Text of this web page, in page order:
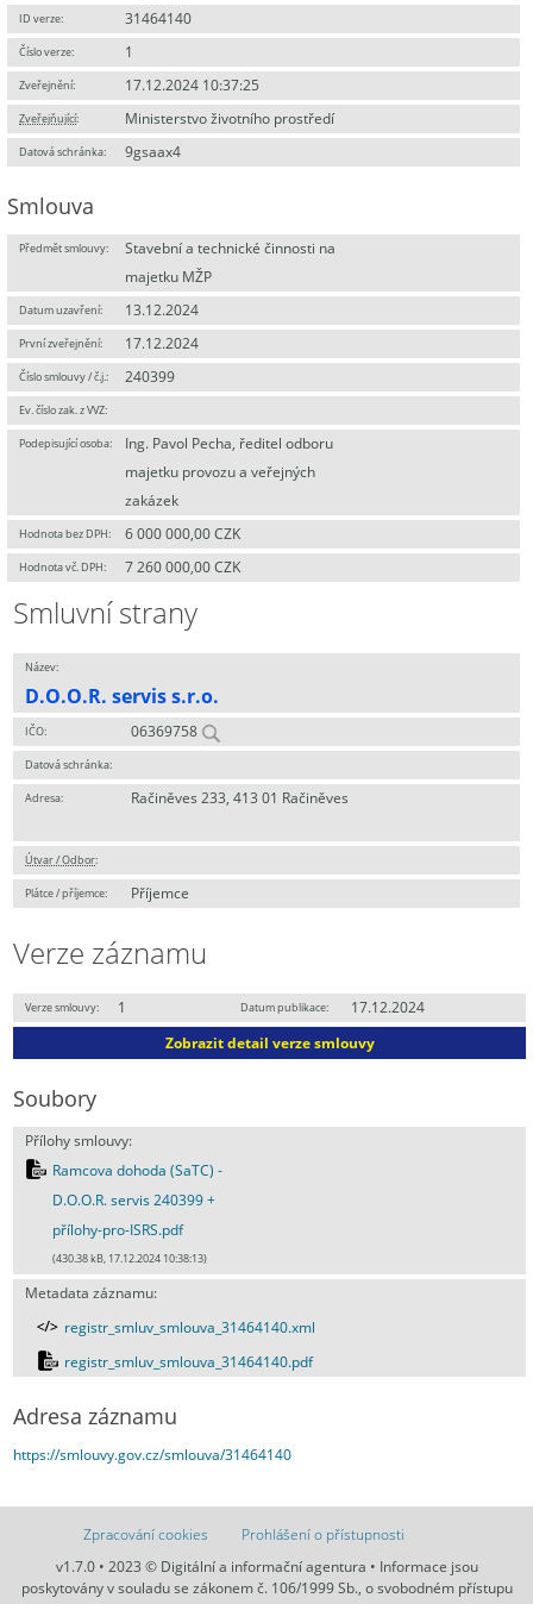
ID verze: 31464140
Číslo verze: 1
Zveřejnění: 17.12.2024 10:37:25
Zveřejňující: Ministerstvo životního prostředí
Datová schránka: 9gsaax4
Smlouva
Předmět smlouvy:
Stavební a technické činnosti na
majetku MŽP
Datum uzavření: 13.12.2024
První zveřejnění: 17.12.2024
Číslo smlouvy / č.j.: 240399
Ev. číslo zak. z VVZ:
Podepisující osoba:
Ing. Pavol Pecha, ředitel odboru
majetku provozu a veřejných
zakázek
Hodnota bez DPH: 6 000 000,00 CZK
Hodnota vč. DPH: 7 260 000,00 CZK
Smluvní strany
Název:
D.O.O.R. servis s.r.o.
IČO: 06369758
Datová schránka:
Adresa: Račiněves 233, 413 01 Račiněves
Útvar / Odbor:
Plátce / příjemce: Příjemce
Verze záznamu
Verze smlouvy: 1 Datum publikace:
17.12.2024
Zobrazit detail verze smlouvy
Soubory
Přílohy smlouvy:
Ramcova dohoda (SaTC) -
D.O.O.R. servis 240399 +
přílohy-pro-ISRS.pdf
(430.38 kB, 17.12.2024 10:38:13)
Metadata záznamu:
registr_smluv_smlouva_31464140.xml
registr_smluv_smlouva_31464140.pdf
Adresa záznamu
https://smlouvy.gov.cz/smlouva/31464140
Zpracování cookies
Prohlášení o přístupnosti
v1.7.0 • 2023 © Digitální a informační agentura • Informace jsou
poskytovány v souladu se zákonem č. 106/1999 Sb., o svobodném přístupu